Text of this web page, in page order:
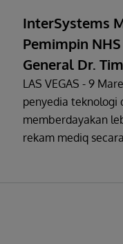
InterSystems
Pemimpin
General Dr.
Vice
Practice.
LAS VEGAS - 9
penyedia teknologi
memberdayakan
rekam mediq